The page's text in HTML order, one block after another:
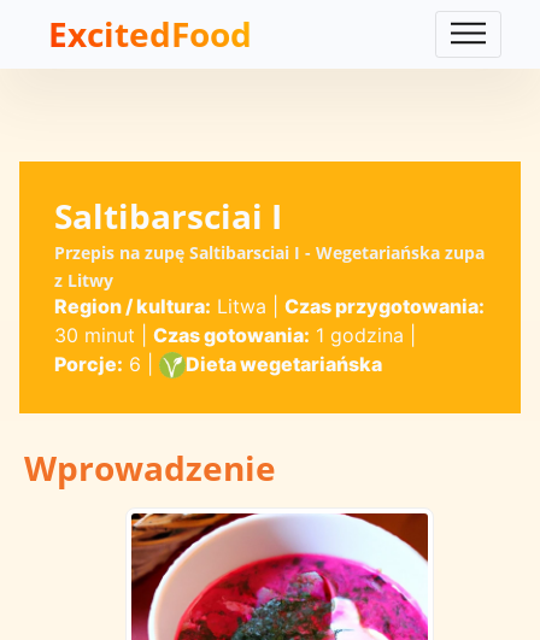
ExcitedFood
Saltibarsciai I
Przepis na zupę Saltibarsciai I - Wegetariańska zupa
z Litwy
Region / kultura: Litwa
Czas przygotowania:
30 minut
Czas gotowania: 1 godzina
Porcje: 6 Dieta wegetariańska
Wprowadzenie